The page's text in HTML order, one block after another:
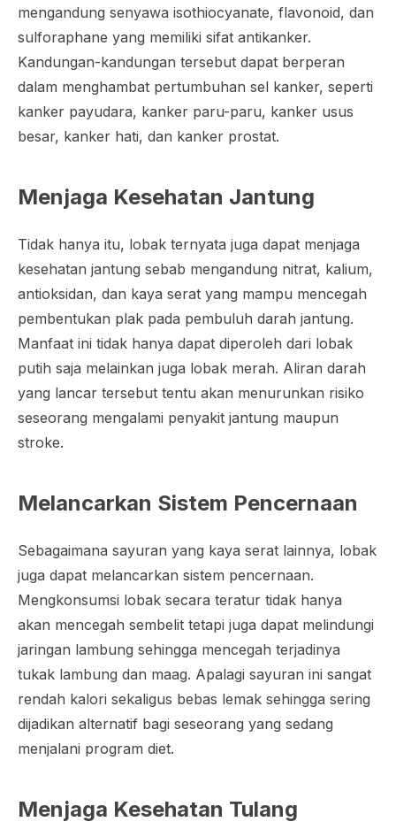
mengandung senyawa isothiocyanate, flavonoid, dan
sulforaphane yang memiliki sifat antikanker.
Kandungan-kandungan tersebut dapat berperan
dalam menghambat pertumbuhan sel kanker, seperti
kanker payudara, kanker paru-paru, kanker usus
besar, kanker hati, dan kanker prostat.
Menjaga Kesehatan Jantung
Tidak hanya itu, lobak ternyata juga dapat menjaga
kesehatan jantung sebab mengandung nitrat, kalium,
antioksidan, dan kaya serat yang mampu mencegah
pembentukan plak pada pembuluh darah jantung.
Manfaat ini tidak hanya dapat diperoleh dari lobak
putih saja melainkan juga lobak merah. Aliran darah
yang lancar tersebut tentu akan menurunkan risiko
seseorang mengalami penyakit jantung maupun
stroke.
Melancarkan Sistem Pencernaan
Sebagaimana sayuran yang kaya serat lainnya, lobak
juga dapat melancarkan sistem pencernaan.
Mengkonsumsi lobak secara teratur tidak hanya
akan mencegah sembelit tetapi juga dapat melindungi
jaringan lambung sehingga mencegah terjadinya
tukak lambung dan maag. Apalagi sayuran ini sangat
rendah kalori sekaligus bebas lemak sehingga sering
dijadikan alternatif bagi seseorang yang sedang
menjalani program diet.
Menjaga Kesehatan Tulang